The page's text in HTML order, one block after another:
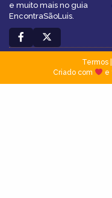
e muito mais no guia
EncontraSãoLuis.
Termos|
Criado com
e